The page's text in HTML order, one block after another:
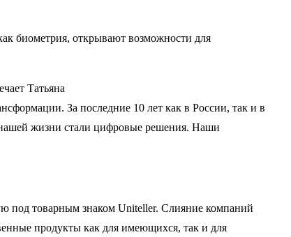
биометрия, открывают возможности для
Татьяна
За последние 10 лет как в России, так и в
нашей жизни стали цифровые решения. Наши
товарным знаком Uniteller. Слияние компаний
продукты как для имеющихся, так и для